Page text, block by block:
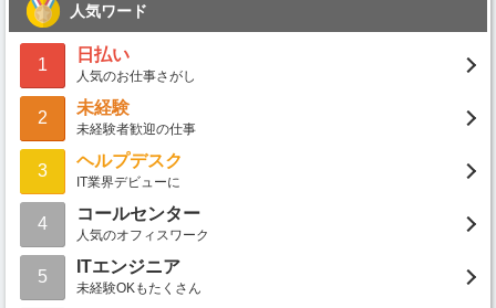
人気ワード
1
日払い
人気のお仕事さがし
2
未経験
未経験者歓迎の仕事
3
ヘルプデスク
IT業界デビューに
4
コールセンター
人気のオフィスワーク
5
ITエンジニア
未経験OKもたくさん